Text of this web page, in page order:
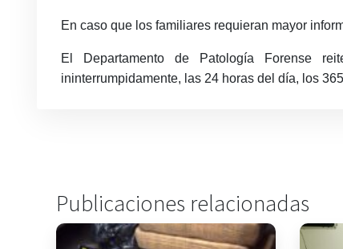
En caso que los familiares requieran mayor
El Departamento de Patología Forense
ininterrumpidamente, las 24 horas del día, los
Publicaciones relacionadas